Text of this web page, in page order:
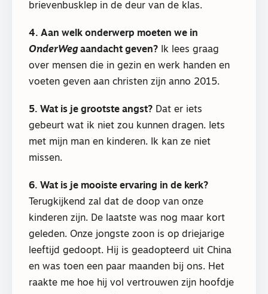
brievenbusklep in de deur van de klas.
4. Aan welk onderwerp moeten we in
OnderWegaandacht geven? Ik lees graag
over mensen die in gezin en werk handen en
voeten geven aan christen zijn anno 2015.
5. Wat is je grootste angst? Dat er iets
gebeurt wat ik niet zou kunnen dragen. Iets
met mijn man en kinderen. Ik kan ze niet
missen.
6. Wat is je mooiste ervaring in de kerk?
Terugkijkend zal dat de doop van onze
kinderen zijn. De laatste was nog maar kort
geleden. Onze jongste zoon is op driejarige
leeftijd gedoopt. Hij is geadopteerd uit China
en was toen een paar maanden bij ons. Het
raakte me hoe hij vol vertrouwen zijn hoofdje